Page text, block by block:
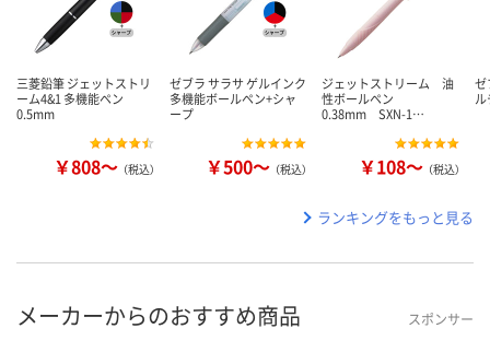
三菱鉛筆 ジェットストリ
ーム4&1 多機能ペン
0.5mm
￥808～ （税込）
ゼブラ サラサ ゲルインク
多機能ボールペン+シャ
ープ
￥500～ （税込）
ジェットストリーム 油
性ボールペン
0.38mm SXN-1…
￥108～ （税込）
ゼ
ランキングをもっと見る
メーカーからのおすすめ商品 スポンサー